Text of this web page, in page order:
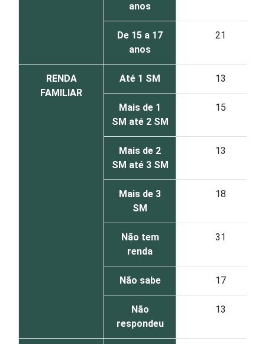
anos
De 15 a 17
anos
21
RENDA
FAMILIAR
Até 1 SM 13
Mais de 1
SM até 2 SM
15
Mais de 2
SM até 3 SM
13
Mais de 3
SM
18
Não tem
renda
31
Não sabe 17
Não
respondeu
13